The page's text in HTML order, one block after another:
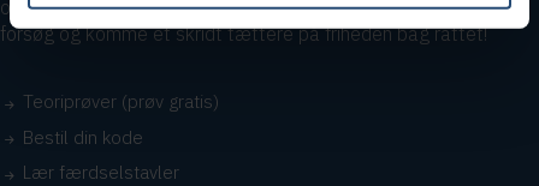
overskueligt at blive klar, så du kan klare teoriprøven i første
forsøg og komme et skridt tættere på friheden bag rattet!
Teoriprøver (prøv gratis)
Bestil din kode
Lær færdselstavler